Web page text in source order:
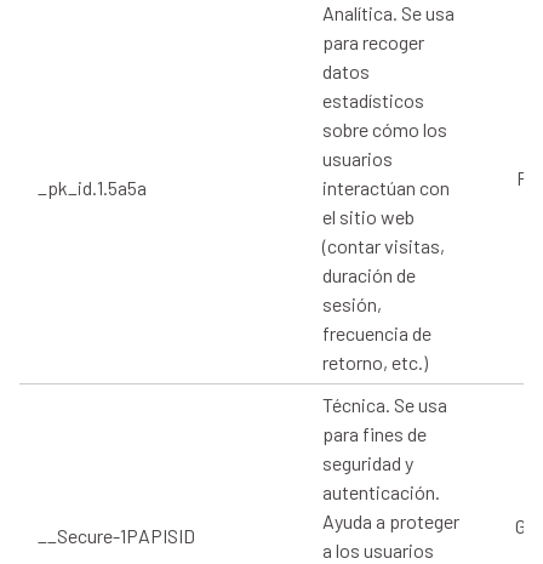
_pk_id.1.5a5a
Analítica. Se usa
para recoger
datos
estadísticos
sobre cómo los
usuarios
interactúan con
el sitio web
(contar visitas,
duración de
sesión,
frecuencia de
retorno, etc.)
__Secure-1PAPISID
Técnica. Se usa
para fines de
seguridad y
autenticación.
Ayuda a proteger
a los usuarios